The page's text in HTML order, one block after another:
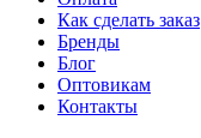
Как сделать заказ
Бренды
Блог
Оптовикам
Контакты